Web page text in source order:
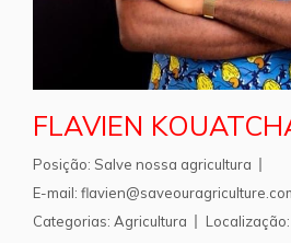
FLAVIEN
Posição: Salve nossa agricultura
E-mail:
Categorias: Agricultura Localização: